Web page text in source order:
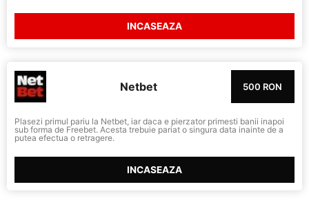
INCASEAZA
Netbet 500 RON
Plasezi primul pariu la Netbet, iar daca e pierzator primesti banii inapoi
sub forma de Freebet. Acesta trebuie pariat o singura data inainte de a
putea efectua o retragere.
INCASEAZA